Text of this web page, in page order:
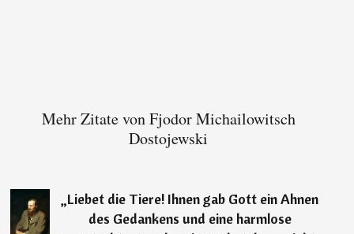
Mehr Zitate von Fjodor Michailowitsch
Dostojewski
„Liebet die Tiere! Ihnen gab Gott ein Ahnen
des Gedankens und eine harmlose